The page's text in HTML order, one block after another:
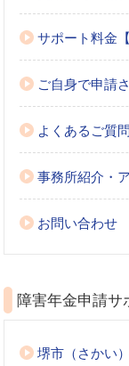
サポート料金
ご自身で申請
よくあるご質問
事務所紹介・
お問い合わせ
障害年金申請サ
堺市（さかい